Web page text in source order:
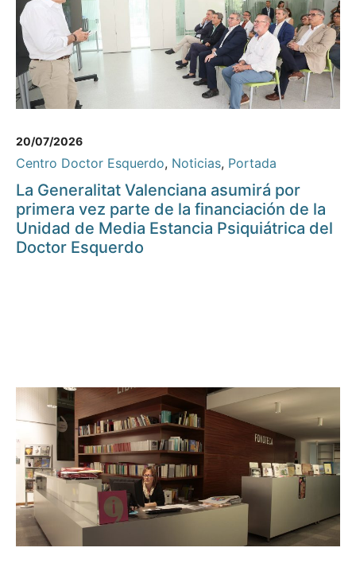
20/07/2026
Centro Doctor Esquerdo, Noticias, Portada
La Generalitat Valenciana asumirá por
primera vez parte de la financiación de la
Unidad de Media Estancia Psiquiátrica del
Doctor Esquerdo